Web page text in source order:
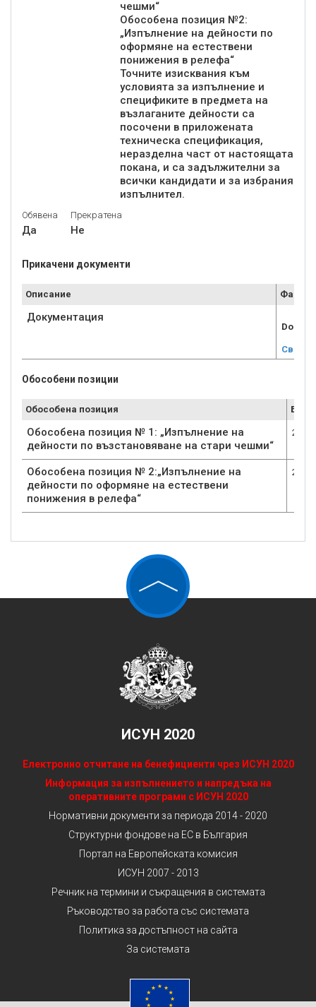
чешми“
Обособена позиция №2:
„Изпълнение на дейности по
оформяне на естествени
понижения в релефа“
Точните изисквания към
условията за изпълнение и
спецификите в предмета на
възлаганите дейности са
посочени в приложената
техническа спецификация,
неразделна част от настоящата
покана, и са задължителни за
всички кандидати и за избрания
Обявена
Да
Прекратена
Не
Прикачени документи
Описание Файл
Документация
Свали
Обособени позиции
Обособена позиция Брой
Обособена позиция № 1: „Изпълнение на
дейности по възстановяване на стари чешми“
2
Обособена позиция № 2:„Изпълнение на
дейности по оформяне на естествени
понижения в релефа“
2
ИСУН 2020
Електронно отчитане на бенефициенти чрез ИСУН 2020
Информация за изпълнението и напредъка на
оперативните програми с ИСУН 2020
Нормативни документи за периода 2014 - 2020
Структурни фондове на ЕС в България
Портал на Европейската комисия
ИСУН 2007 - 2013
Речник на термини и съкращения в системата
Ръководство за работа със системата
Политика за достъпност на сайта
За системата